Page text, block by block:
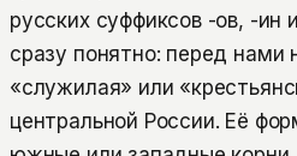
русских суффиксов -ов, -ин
сразу понятно: перед нами
«служилая» или
центральной России. Её